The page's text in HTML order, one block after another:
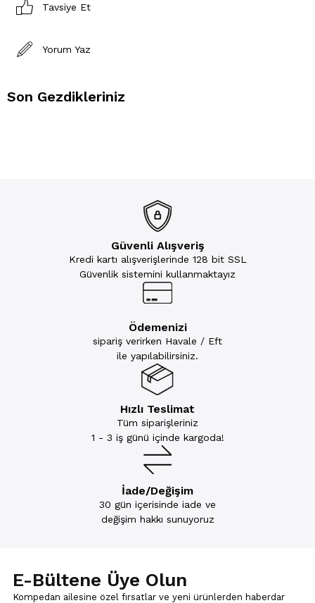
Tavsiye Et
Yorum Yaz
Son Gezdikleriniz
Güvenli Alışveriş
Kredi kartı alışverişlerinde 128 bit SSL
Güvenlik sistemini kullanmaktayız
Ödemenizi
sipariş verirken Havale / Eft
ile yapılabilirsiniz.
Hızlı Teslimat
Tüm siparişleriniz
1 - 3 iş günü içinde kargoda!
İade/Değişim
30 gün içerisinde iade ve
değişim hakkı sunuyoruz
E-Bültene Üye Olun
Kompedan ailesine özel fırsatlar ve yeni ürünlerden haberdar